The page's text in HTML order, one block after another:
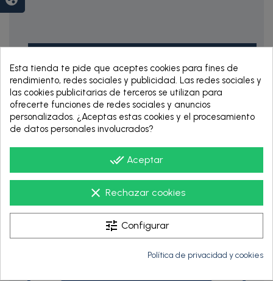
RENTING DE 12
Esta tienda te pide que aceptes cookies para fines de
rendimiento, redes sociales y publicidad. Las redes sociales y
las cookies publicitarias de terceros se utilizan para
ofrecerte funciones de redes sociales y anuncios
personalizados. ¿Aceptas estas cookies y el procesamiento
de datos personales involucrados?
done_all Aceptar
clear Rechazar cookies
tune Configurar
Política de privacidad y cookies